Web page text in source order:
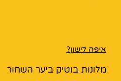
איפה לישון?
מלונות בוטיק ביער השחור